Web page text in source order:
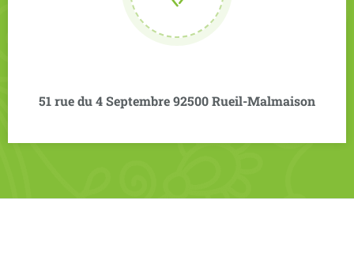
51 rue du 4 Septembre 92500 Rueil-Malmaison